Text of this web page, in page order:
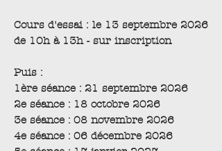
Cours d'essai : le 13 septembre 2026
de 10h à 13h - sur inscription
Puis :
1ère séance : 21 septembre 2026
2e séance : 18 octobre 2026
3e séance : 08 novembre 2026
4e séance : 06 décembre 2026